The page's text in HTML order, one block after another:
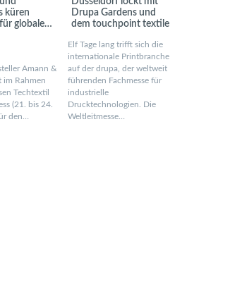
küren
globale
Amann &
im Rahmen
Techtextil
(21. bis 24.
den…
Drupa Gardens und
dem touchpoint textile
Elf Tage lang trifft sich die
internationale Printbranche
auf der drupa, der weltweit
führenden Fachmesse für
industrielle
Drucktechnologien. Die
Weltleitmesse…